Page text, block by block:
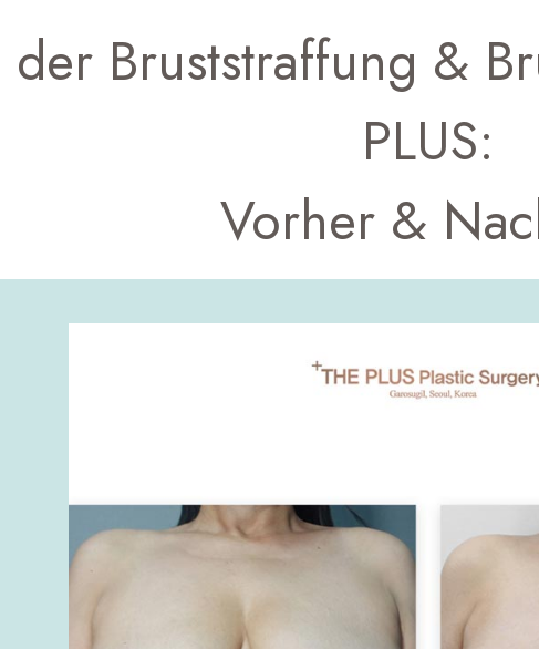
der Bruststraffung &
PLUS:
Vorher &